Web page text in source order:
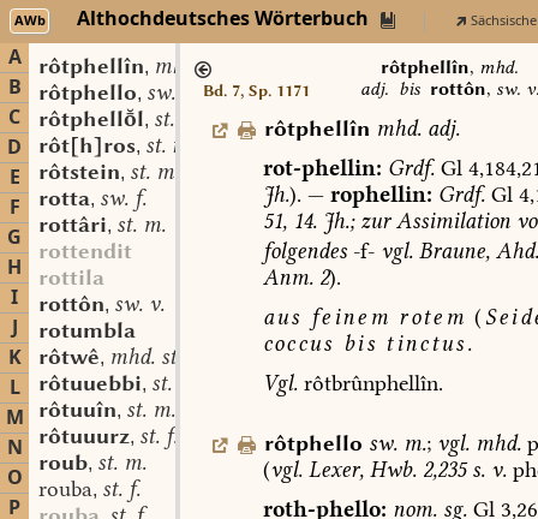
AWb Althochdeutsches Wörterbuch
A
B
C
D
E
F
G
H
I
J
K
L
M
N
O
P
rôtphellîn, mhd. adj.
rôtphello, sw. m.
rôtphelll, st. m.
rôt[h]ros, st. n.
rôtstein, st. m.
rotta, sw. f.
rottâri, st. m.
rottendit
rottila
rottôn, sw. v.
rotumbla
rôtwê, mhd. st. n. f.
rôtuuebbi, st. n.
rôtuuîn, st. m.
rôtuuurz, st. f.
roub, st. m.
rouba, st. f.
Bd. 7, Sp. 1171
rôtphellîn, mhd.
adj. bis rottôn, sw.
rôtphellîn mhd. adj.
rot-phellin: Grdf.Gl
Jh.). — rophellin: Grdf.Gl
51,14.Jh.;zur Assimilation
folgendes-f- vgl.Braune,Ahd.
Anm.2).
aus feinem rotem (
coccus bis tinctus.
Vgl.rôtbrûnphellîn.
rôtphello sw. m.; vgl. mhd.
(vgl.Lexer, Hwb.2,235s.v.
roth-phello: nom.sg.Gl